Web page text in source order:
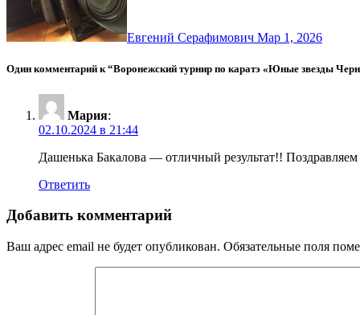
Евгений Серафимович Мар 1, 2026
Один комментарий к “Воронежский турнир по каратэ «Юные звезды
Мария:
02.10.2024 в 21:44
Дашенька Бакалова — отличный результат!!
Ответить
Добавить комментарий
Ваш адрес email не будет опубликован. Обязательные поля